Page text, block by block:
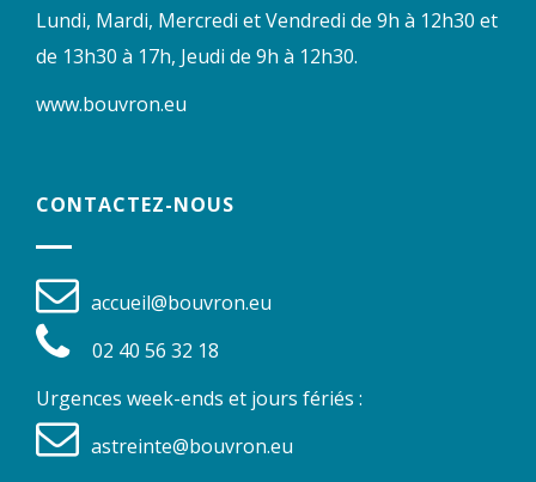
Lundi, Mardi, Mercredi et Vendredi de 9h à 12h30 et
de 13h30 à 17h, Jeudi de 9h à 12h30.
www.bouvron.eu
CONTACTEZ-NOUS
accueil@bouvron.eu
02 40 56 32 18
Urgences week-ends et jours fériés :
astreinte@bouvron.eu